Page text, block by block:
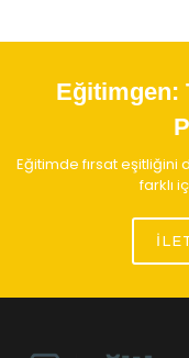
Eğitimgen:
Eğitimde fırsat eşitliğini
farklı